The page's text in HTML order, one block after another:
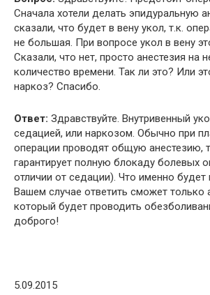
Сначала хотели делать эпидуральную
сказали, что будет в вену укол, т.к.
не большая. При вопросе укол в вену
Сказали, что нет, просто анестезия на
количество времени. Так ли это? Или
наркоз? Спасибо.
Ответ: Здравствуйте. Внутривенный
седацией, или наркозом. Обычно при
операции проводят общую анестезию,
гарантирует полную блокаду болевых
отличии от седации). Что именно будет
Вашем случае ответить сможет только
который будет проводить
доброго!
5.09.2015